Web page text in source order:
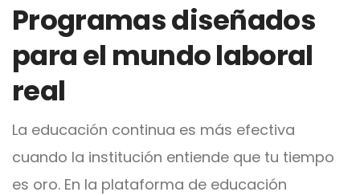
Programas diseñados
para el mundo laboral
real
La educación continua es más efectiva
cuando la institución entiende que tu tiempo
es oro. En la plataforma de educación